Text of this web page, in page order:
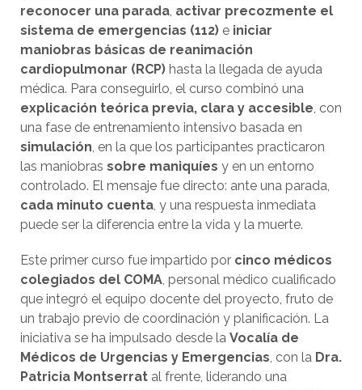
reconocer una parada activar precozmente el
sistema de emergencias (112) e iniciar
maniobras básicas de reanimación
cardiopulmonar (RCP) hasta la llegada de ayuda
médica. Para conseguirlo, el curso combinó una
explicación teórica previa, clara y accesible , con
una fase de entrenamiento intensivo basada en
simulación , en la que los participantes practicaron
las maniobras sobre maniquíes y en un entorno
controlado. El mensaje fue directo: ante una parada,
cada minuto cuenta , y una respuesta inmediata
puede ser la diferencia entre la vida y la muerte.
Este primer curso fue impartido por cinco médicos
colegiados del COMA , personal médico cualificado
que integró el equipo docente del proyecto, fruto de
un trabajo previo de coordinación y planificación. La
iniciativa se ha impulsado desde la Vocalía de
Médicos de Urgencias y Emergencias , con la Dra.
Patricia Montserrat al frente, liderando una